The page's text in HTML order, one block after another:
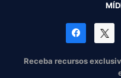
Receba recursos